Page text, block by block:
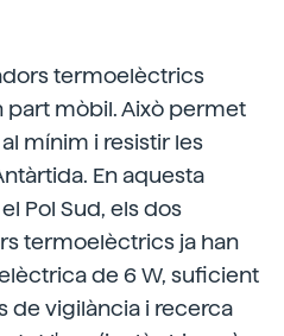
termoelèctrics
mòbil. Això permet
mínim i resistir les
En aquesta
Pol Sud, els dos
termoelèctrics ja han
de 6 W, suficient
de vigilància i recerca